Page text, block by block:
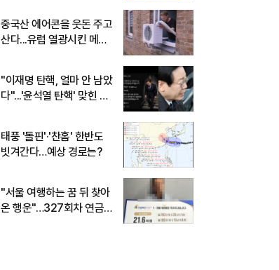
중국산 에어콘을 웃돈 주고
산다...유럽 열광시킨 메이
"이재명 탄핵, 얼마 안 남았
다"...'윤석열 탄핵' 맞힌 무
태풍 '돌핀'·'찬홈' 한반도
빗겨간다…예상 경로는?
"서울 여행하는 꿈 뒤 찾아
온 행운"…327회차 연금